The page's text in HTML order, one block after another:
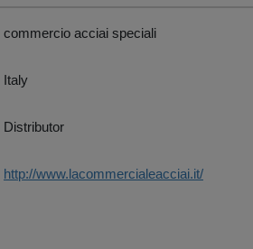
commercio acciai speciali
Italy
Distributor
http://www.lacommercialeacciai.it/